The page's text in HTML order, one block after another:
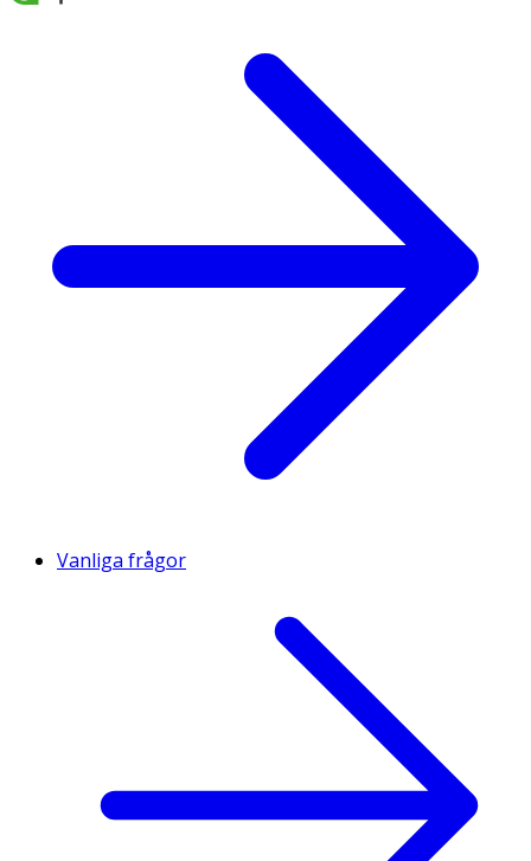
Vanliga frågor